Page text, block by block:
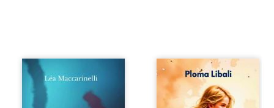
Quatre parties.
Quatre refus.
Quatre visages
d’une existence en
Autrefois, les
champs d’Atlantis
vibraient sous le
vent et les enfants